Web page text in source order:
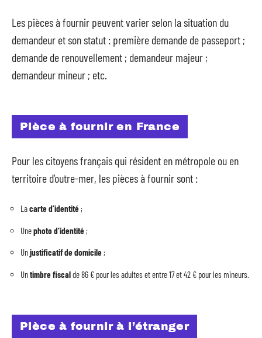
Les pièces à fournir peuvent varier selon la situation du
demandeur et son statut : première demande de passeport ;
demande de renouvellement ; demandeur majeur ;
demandeur mineur ; etc.
Pièce à fournir en France
Pour les citoyens français qui résident en métropole ou en
territoire d’outre-mer, les pièces à fournir sont :
Lacarte d’identité;
Unephoto d’identité;
Unjustificatif de domicile;
Untimbre fiscalde 86 € pour les adultes et entre 17 et 42 € pour les mineurs.
Pièce à fournir à l’étranger